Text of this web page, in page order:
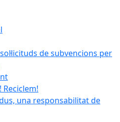
de subvencions per
una responsabilitat de